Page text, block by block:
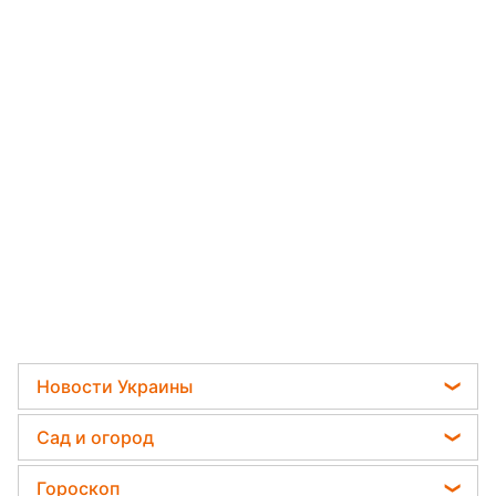
Новости Украины
Политика
Отключения света
Сад и огород
Садовод назвал самое эффективное средство
Гороскоп